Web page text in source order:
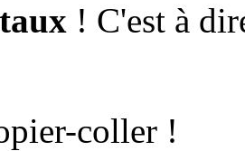
! C'est à
coller !